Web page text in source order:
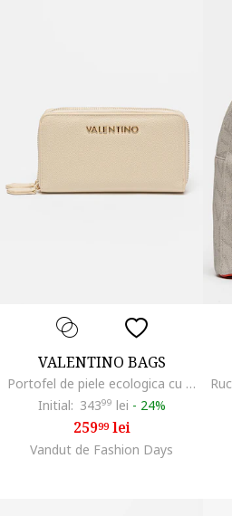
VALENTINO BAGS
Portofel de piele ecologica cu fermoar si doua compartimente Divina, Auriu/Bej
Initial: 34399 lei - 24%
25999lei
Vandut de Fashion Days